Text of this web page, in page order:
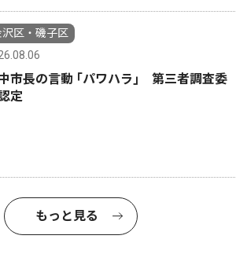
沢区・磯子区
市長の言動 ｢パワハラ｣ 第三者調査委
定
もっと見る